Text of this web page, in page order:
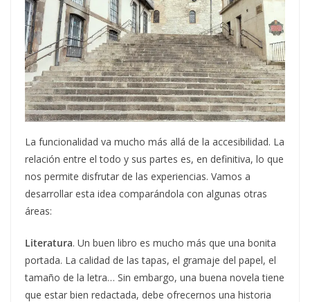
La funcionalidad va mucho más allá de la accesibilidad. La
relación entre el todo y sus partes es, en definitiva, lo que
nos permite disfrutar de las experiencias. Vamos a
desarrollar esta idea comparándola con algunas otras
áreas:
Literatura. Un buen libro es mucho más que una bonita
portada. La calidad de las tapas, el gramaje del papel, el
tamaño de la letra… Sin embargo, una buena novela tiene
que estar bien redactada, debe ofrecernos una historia